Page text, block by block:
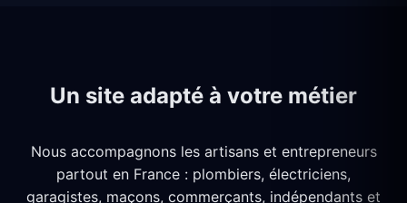
Un site adapté à votre métier
Nous accompagnons les artisans et entrepreneurs
partout en France : plombiers, électriciens,
garagistes, maçons, commerçants, indépendants et